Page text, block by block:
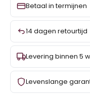
Betaal in termijnen
14 dagen retourtijd
Levering binnen 5
Levenslange